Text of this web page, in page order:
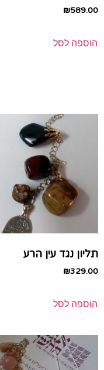
₪589.00
הוספה לסל
תליון נגד עין הרע
₪329.00
הוספה לסל